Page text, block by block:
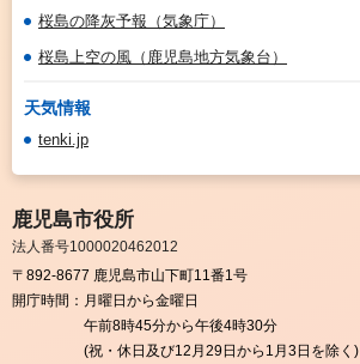
桜島の降灰予報（気象庁）
桜島上空の風（鹿児島地方気象台）
天気情報
tenki.jp
鹿児島市役所
法人番号1000020462012
〒892-8677 鹿児島市山下町11番1号
開庁時間： 月曜日から金曜日
午前8時45分から午後4時30分
(祝・休日及び12月29日から1月3日を除く)